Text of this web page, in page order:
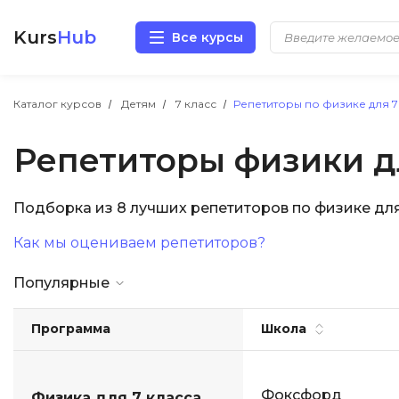
KursHub Все курсы
Каталог курсов Детям 7 класс Репетиторы по физике для 7
Репетиторы физики
Подборка из 8 лучших репетиторов по физике
Как мы оцениваем репетиторов?
Популярные
Программа Школа
Фоксфорд
Разработка
Маркетинг
Аналитика
Иностранные языки